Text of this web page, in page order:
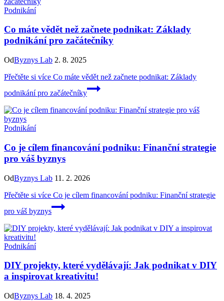
Podnikání
Co máte vědět než začnete podnikat: Základy
podnikání pro začátečníky
OdByznys Lab 2. 8. 2025
Přečtěte si více Co máte vědět než začnete podnikat: Základy
podnikání pro začátečníky
Podnikání
Co je cílem financování podniku: Finanční strategie
pro váš byznys
OdByznys Lab 11. 2. 2026
Přečtěte si více Co je cílem financování podniku: Finanční strategie
pro váš byznys
Podnikání
DIY projekty, které vydělávají: Jak podnikat v DIY
a inspirovat kreativitu!
OdByznys Lab 18. 4. 2025